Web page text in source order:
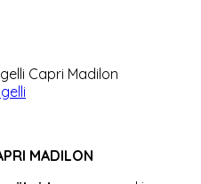
Capri Madilon
MADILON